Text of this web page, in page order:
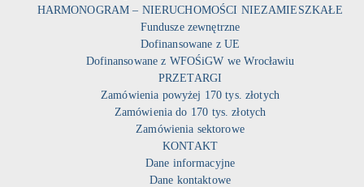
HARMONOGRAM – NIERUCHOMOŚCI NIEZAMIESZKAŁE
Fundusze zewnętrzne
Dofinansowane z UE
Dofinansowane z WFOŚiGW we Wrocławiu
PRZETARGI
Zamówienia powyżej 170 tys. złotych
Zamówienia do 170 tys. złotych
Zamówienia sektorowe
KONTAKT
Dane informacyjne
Dane kontaktowe